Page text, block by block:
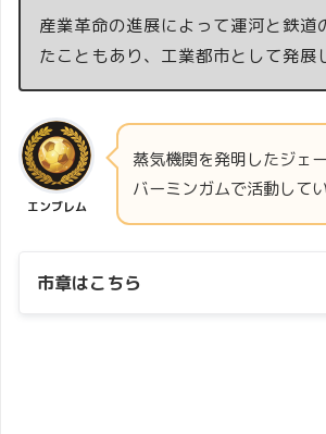
産業革命の進展によって運河と鉄道
たこともあり、工業都市として発展
エンブレム
蒸気機関を発明したジェ
バーミンガムで活動して
市章はこちら